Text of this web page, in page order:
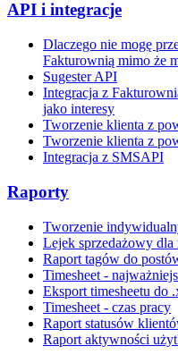
API i integracje
Dlaczego nie mogę
Fakturownią mimo że
Sugester API
Integracja z
jako interesy
Tworzenie klienta z
Tworzenie klienta z
Integracja z SMSAPI
Raporty
Tworzenie
Lejek sprzedażowy dla
Raport tagów do
Timesheet -
Eksport timesheetu do
Timesheet - czas pracy
Raport statusów
Raport aktywności